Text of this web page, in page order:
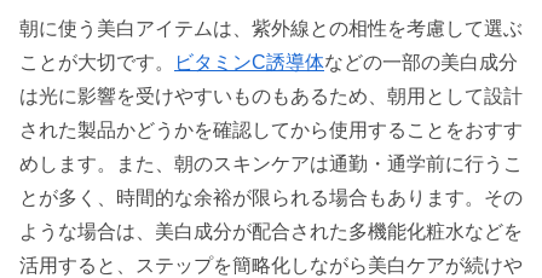
朝に使う美白アイテムは、紫外線との相性を考慮して選ぶ
ことが大切です。
ビタミンC誘導体などの一部の美白成分
は光に影響を受けやすいものもあるため、朝用として設計
された製品かどうかを確認してから使用することをおすす
めします。また、朝のスキンケアは通勤・通学前に行うこ
とが多く、時間的な余裕が限られる場合もあります。その
ような場合は、美白成分が配合された多機能化粧水などを
活用すると、ステップを簡略化しながら美白ケアが続けや